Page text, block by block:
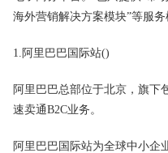
海外营销解决方案模块”等服
1.阿里巴巴国际站()
阿里巴巴总部位于北京，旗下
速卖通B2C业务。
阿里巴巴国际站为全球中小企